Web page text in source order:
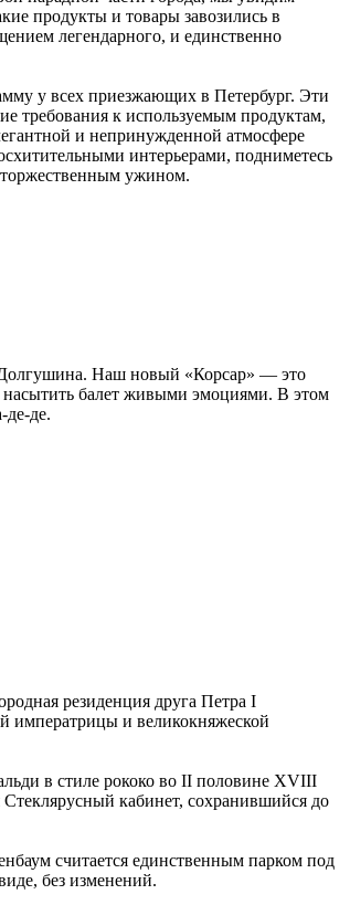
продукты и товары завозились в
легендарного, и единственно
у всех приезжающих в Петербург. Эти
требования к используемым продуктам,
и непринужденной атмосфере
интерьерами, подниметесь
торжественным ужином.
Долгушина. Наш новый «Корсар» — это
насытить балет живыми эмоциями. В этом
де-де.
резиденция друга Петра I
императрицы и великокняжеской
в стиле рококо во II половине XVIII
кабинет, сохранившийся до
считается единственным парком под
без изменений.